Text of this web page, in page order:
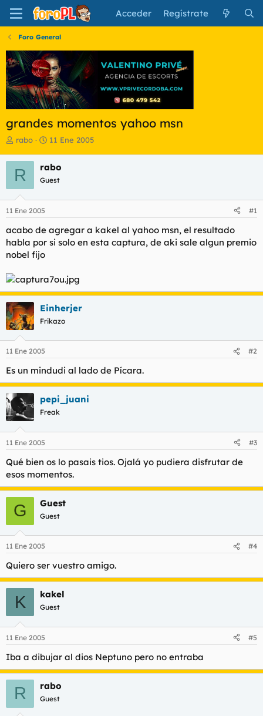
Acceder Regístrate
Foro General
grandes momentos yahoo msn
I
i
c
i
a
d
o
d
e
l
e
a
rabo
F
h
a
e
i
c
11 Ene 2005
R rabo
Guest
11 Ene 2005 #1
acabo de agregar a kakel al yahoo msn, el resultado
habla por si solo en esta captura, de aki sale algun premio
nobel fijo
Einherjer
Frikazo
11 Ene 2005 #2
Es un mindudi al lado de Pícara.
pepi_juani
Freak
11 Ene 2005 #3
Qué bien os lo pasais tios. Ojalá yo pudiera disfrutar de
esos momentos.
G Guest
Guest
11 Ene 2005 #4
Quiero ser vuestro amigo.
K kakel
Guest
11 Ene 2005 #5
Iba a dibujar al dios Neptuno pero no entraba
R rabo
Guest